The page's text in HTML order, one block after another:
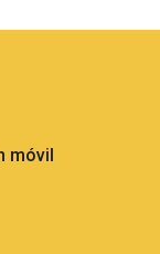
móvil